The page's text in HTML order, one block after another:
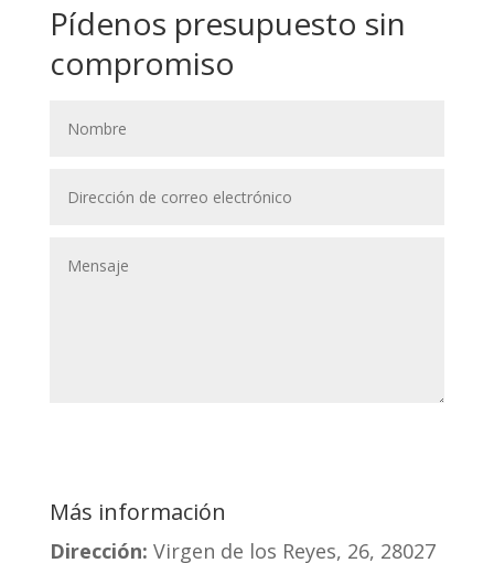
Pídenos presupuesto sin
compromiso
Más información
Dirección: Virgen de los Reyes, 26, 28027